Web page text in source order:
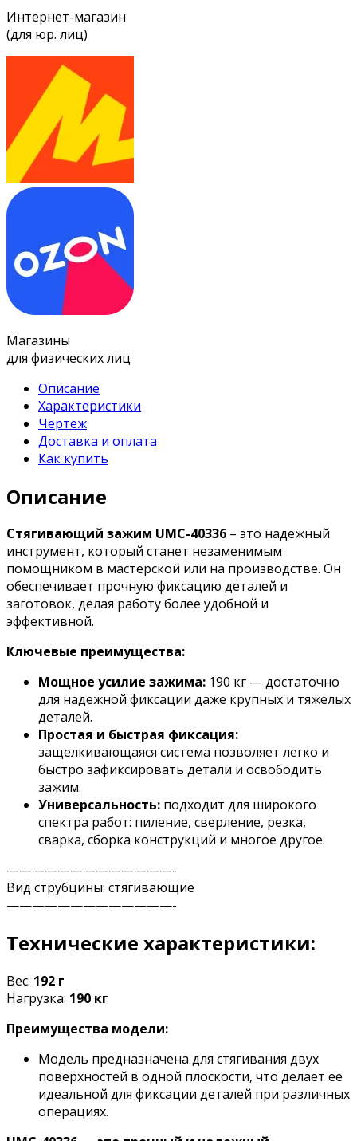
Интернет-магазин
(для юр. лиц)
Магазины
для физических лиц
Описание
Характеристики
Чертеж
Доставка и оплата
Как купить
Описание
Стягивающий зажим UMC-40336 – это надежный
инструмент, который станет незаменимым
помощником в мастерской или на производстве. Он
обеспечивает прочную фиксацию деталей и
заготовок, делая работу более удобной и
эффективной.
Ключевые преимущества:
Мощное усилие зажима: 190 кг — достаточно
для надежной фиксации даже крупных и тяжелых
деталей.
Простая и быстрая фиксация:
защелкивающаяся система позволяет легко и
быстро зафиксировать детали и освободить
зажим.
Универсальность: подходит для широкого
спектра работ: пиление, сверление, резка,
сварка, сборка конструкций и многое другое.
—————————————-
Вид струбцины: стягивающие
—————————————-
Технические характеристики:
Вес: 192 г
Нагрузка: 190 кг
Преимущества модели:
Модель предназначена для стягивания двух
поверхностей в одной плоскости, что делает ее
идеальной для фиксации деталей при различных
операциях.